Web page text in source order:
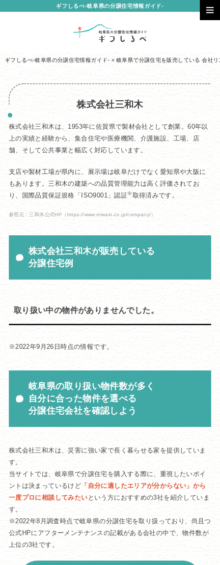
ギフしるべ-岐阜県の分譲住宅情報ガイド-
ギフしるべ-岐阜県の分譲住宅情報ガイド- » 岐阜県で分譲住宅を販売している 会社リ
株式会社三和木
株式会社三和木は、1953年に佐賀県で製材会社として創業。60年以
上の実績と経験から、集合住宅や医療機関、介護施設、工場、店
舗、そして公共事業と幅広く対応しています。
支店や製材工場が県内に、展示場は岐阜だけでなく愛知県や大阪に
もあります。三和木の建築への品質管理能力は高く評価されてお
り、国際品質保証規格「ISO9001」認証※取得済みです。
参照元：三和木公式HP （https://www.miwaki.co.jp/company/）
株式会社三和木が販売している
分譲住宅例
取り扱い中の物件がありませんでした。
※2022年9月26日時点の情報です。
岐阜県の取り扱い物件数が多く
自分に合った物件を選べる
分譲住宅会社を確認しよう
株式会社三和木は、災害に強い家で長く暮らせる家を提供していま
す。
当サイトでは、岐阜県で分譲住宅を購入する際に、重視したいポイ
ントは決まっているけど 「自分に適したエリアが分からない」から
一度プロに相談してみたい という方におすすめの3社を紹介していま
す。
※2022年8月調査時点で岐阜県の分譲住宅を取り扱っており、尚且つ
公式HPにアフターメンテナンスの記載がある会社の中で、物件数が
上位の3社です。